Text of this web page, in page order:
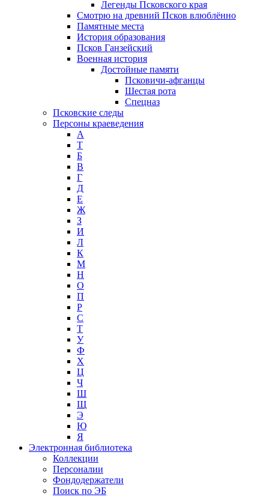
Легенды Псковского края
Смотрю на древний Псков влюблённо
Памятные места
История образования
Псков Ганзейский
Военная история
Достойные памяти
Псковичи-афганцы
Шестая рота
Спецназ
Псковские следы
Персоны краеведения
А
T
Б
В
Г
Д
Е
Ж
З
И
Л
К
М
Н
О
П
Р
С
Т
У
Ф
Х
Ц
Ч
Ш
Щ
Э
Ю
Я
Электронная библиотека
Коллекции
Персоналии
Фондодержатели
Поиск по ЭБ